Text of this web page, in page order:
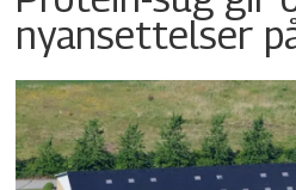
nyansettelser